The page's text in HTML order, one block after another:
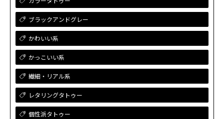
ブラックアンドグレー
かわいい系
かっこいい系
繊細・リアル系
レタリングタトゥー
個性派タトゥー